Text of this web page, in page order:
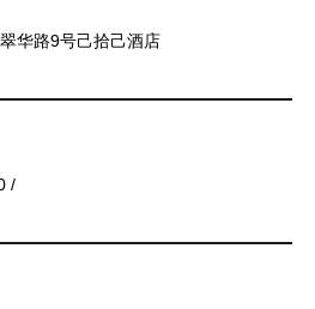
华路9号己拾己酒店
/